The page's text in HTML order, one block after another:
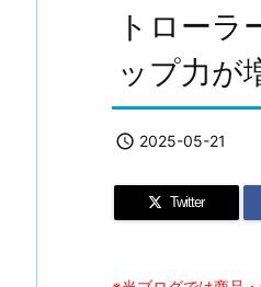
トローラ
ップ力が
 2025-05-21
Twitter